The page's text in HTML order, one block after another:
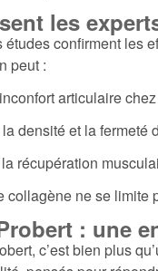
les
études confirment les
peut :
articulaire
densité et la fermeté
récupération
collagène ne se limite
: une
c’est bien plus